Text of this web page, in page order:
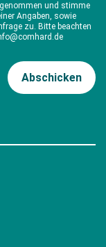
und stimme
Angaben, sowie
zu. Bitte beachten